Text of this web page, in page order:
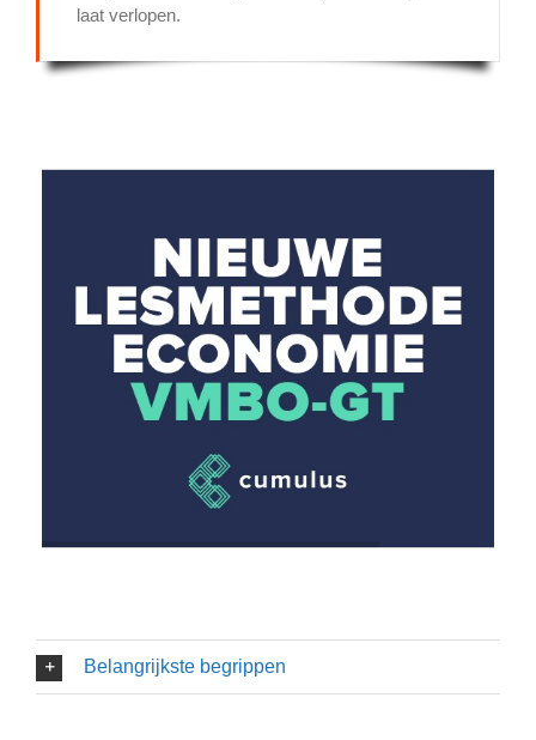
laat verlopen.
Belangrijkste begrippen